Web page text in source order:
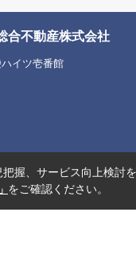
合不動産株式会社
イツ壱番館
握、サービス向上検討
をご確認ください。